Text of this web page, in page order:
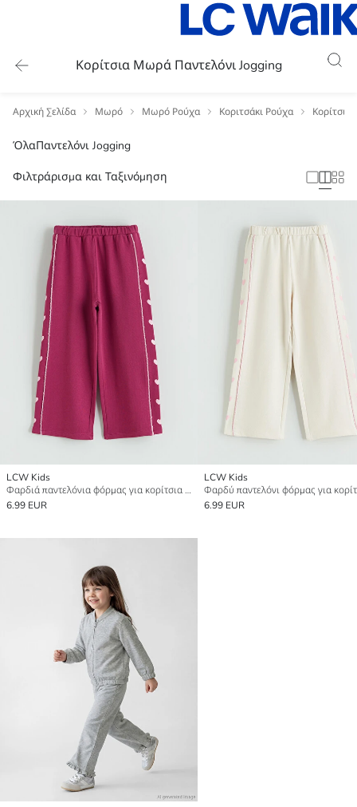
Κορίτσια Μωρά Παντελόνι Jogging
Αρχική Σελίδα Μωρό Μωρό Ρούχα Κοριτσάκι Ρούχα
ΌλαΠαντελόνι Jogging
Φιλτράρισμα και Ταξινόμηση
LCW Kids
Φαρδιά παντελόνια φόρμας για κορίτσια με σχέδιο καρδιάς.
6.99 EUR
LCW Kids
6.99 EUR